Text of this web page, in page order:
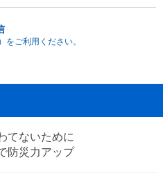
をご利用ください。
てないために
防災力アップ